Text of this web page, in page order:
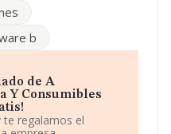
no tiene actividad en
y
Sada núm. 4 Bj,
Galicia.
de los datos de
nacional la
b
de A
Y Consumibles
regalamos el